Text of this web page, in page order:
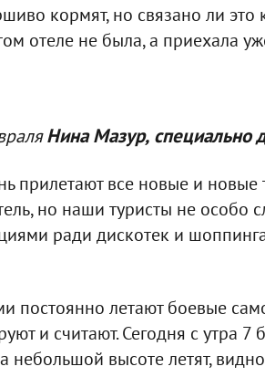
кормят, но связано ли
отеле не была, а приехала
Нина Мазур, специально
прилетают все новые и новые
но наши туристы не особо
ради дискотек и
постоянно летают боевые
и считают. Сегодня с утра
небольшой высоте летят,